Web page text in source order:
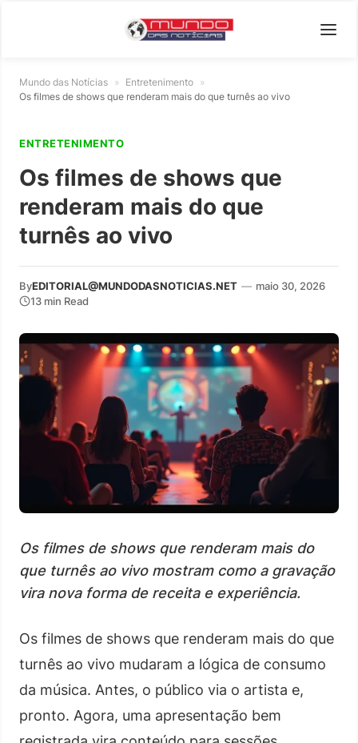
Mundo das Notícias » Entretenimento »
Os filmes de shows que renderam mais do que turnês ao vivo
ENTRETENIMENTO
Os filmes de shows que
renderam mais do que
turnês ao vivo
ByEDITORIAL@MUNDODASNOTICIAS.NET — maio 30, 2026
13 min Read
Os filmes de shows que renderam mais do
que turnês ao vivo mostram como a gravação
vira nova forma de receita e experiência.
Os filmes de shows que renderam mais do que
turnês ao vivo mudaram a lógica de consumo
da música. Antes, o público via o artista e,
pronto. Agora, uma apresentação bem